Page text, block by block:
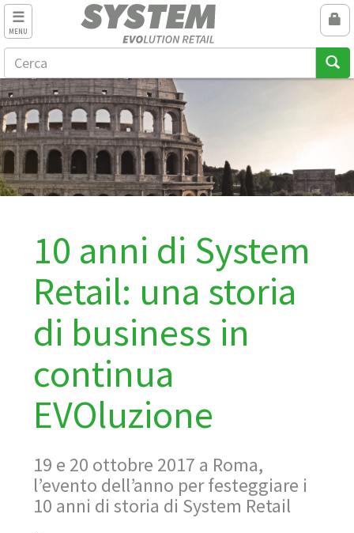
MENU
10 anni di System
Retail: una storia
di business in
continua
EVOluzione
19 e 20 ottobre 2017 a Roma,
l’evento dell’anno per festeggiare i
10 anni di storia di System Retail